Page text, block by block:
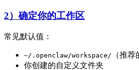
2）确定你的工作区
常见默认值：
~/.openclaw/workspace/
（推荐
你创建的自定义文件夹